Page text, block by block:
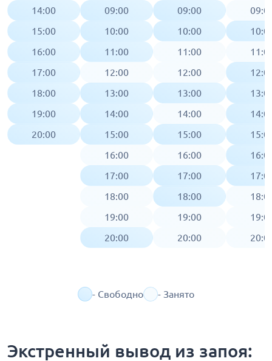
14:00
15:00
16:00
17:00
18:00
19:00
20:00
09:00
10:00
11:00
12:00
13:00
14:00
15:00
16:00
17:00
18:00
19:00
20:00
09:00
10:00
11:00
12:00
13:00
14:00
15:00
16:00
17:00
18:00
19:00
20:00
- Свободно - Занято
Экстренный вывод из запоя: